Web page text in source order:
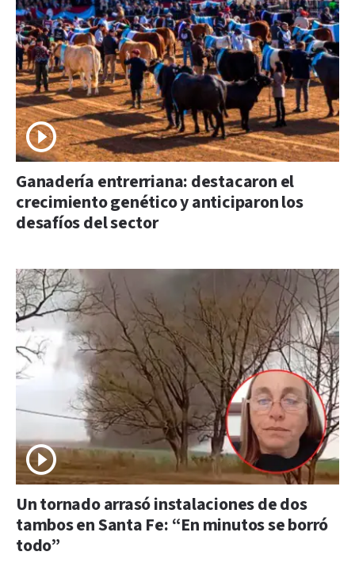
Ganadería entrerriana: destacaron el
crecimiento genético y anticiparon los
desafíos del sector
Un tornado arrasó instalaciones de dos
tambos en Santa Fe: “En minutos se borró
todo”